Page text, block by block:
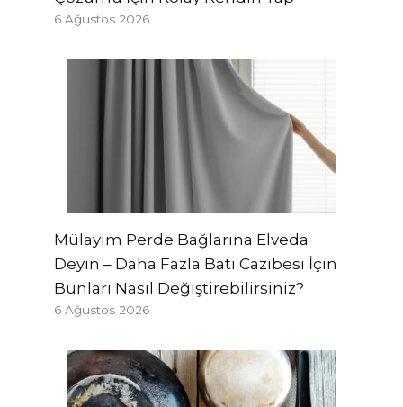
6 Ağustos 2026
Mülayim Perde Bağlarına Elveda
Deyin – Daha Fazla Batı Cazibesi İçin
Bunları Nasıl Değiştirebilirsiniz?
6 Ağustos 2026